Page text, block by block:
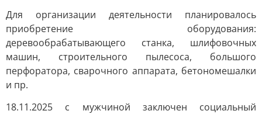
Для организации деятельности планировалось
приобретение оборудования:
деревообрабатывающего станка, шлифовочных
машин, строительного пылесоса, большого
перфоратора, сварочного аппарата, бетономешалки
и пр.
18.11.2025 с мужчиной заключен социальный